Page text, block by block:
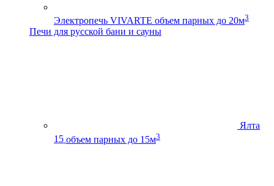
Электропечь VIVARTE объем парных до 20м3
Печи для русской бани и сауны
Ялта
15 объем парных до 15м3